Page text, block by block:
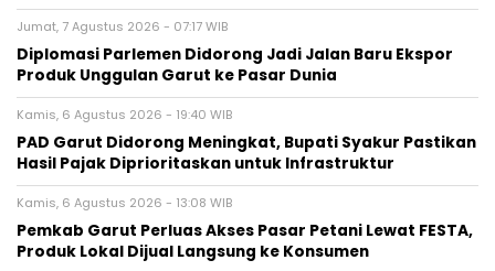
Jumat, 7 Agustus 2026 - 07:17 WIB
Diplomasi Parlemen Didorong Jadi Jalan Baru Ekspor
Produk Unggulan Garut ke Pasar Dunia
Kamis, 6 Agustus 2026 - 19:40 WIB
PAD Garut Didorong Meningkat, Bupati Syakur Pastikan
Hasil Pajak Diprioritaskan untuk Infrastruktur
Kamis, 6 Agustus 2026 - 13:08 WIB
Pemkab Garut Perluas Akses Pasar Petani Lewat FESTA,
Produk Lokal Dijual Langsung ke Konsumen